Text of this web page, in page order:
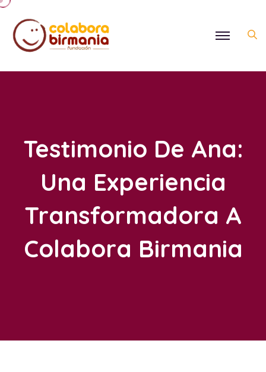
Testimonio De Ana:
Una Experiencia
Transformadora A
Colabora Birmania